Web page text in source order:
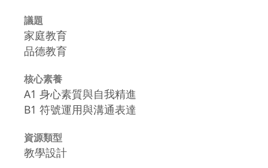
議題
家庭教育
品德教育
核心素養
A1 身心素質與自我精進
B1 符號運用與溝通表達
資源類型
教學設計